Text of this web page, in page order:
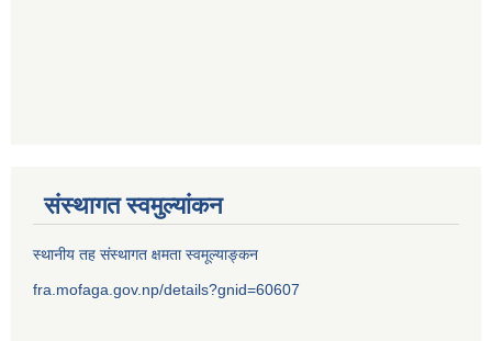
संस्थागत स्वमुल्यांकन
स्थानीय तह संस्थागत क्षमता स्वमूल्याङ्कन
fra.mofaga.gov.np/details?gnid=60607